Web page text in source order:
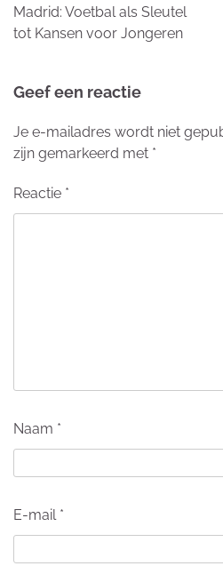
Madrid: Voetbal als Sleutel
tot Kansen voor Jongeren
Geef een reactie
Je e-mailadres wordt niet
zijn gemarkeerd met *
Reactie *
Naam *
E-mail *